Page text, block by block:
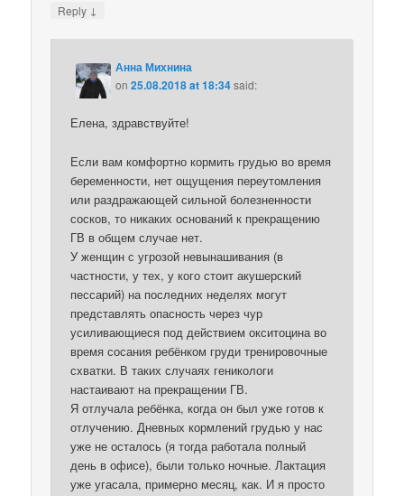
Reply ↓
Анна Михнина
on25.08.2018 at 18:34said:
Елена, здравствуйте!
Если вам комфортно кормить грудью во время
беременности, нет ощущения переутомления
или раздражающей сильной болезненности
сосков, то никаких оснований к прекращению
ГВ в общем случае нет.
У женщин с угрозой невынашивания (в
частности, у тех, у кого стоит акушерский
пессарий) на последних неделях могут
представлять опасность через чур
усиливающиеся под действием окситоцина во
время сосания ребёнком груди тренировочные
схватки. В таких случаях геникологи
настаивают на прекращении ГВ.
Я отлучала ребёнка, когда он был уже готов к
отлучению. Дневных кормлений грудью у нас
уже не осталось (я тогда работала полный
день в офисе), были только ночные. Лактация
уже угасала, примерно месяц, как. И я просто